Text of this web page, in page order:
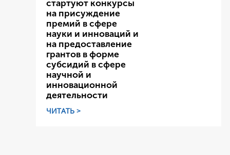
стартуют конкурсы
на присуждение
премий в сфере
науки и инноваций и
на предоставление
грантов в форме
субсидий в сфере
научной и
инновационной
деятельности
ЧИТАТЬ >